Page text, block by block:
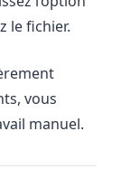
le fichier.
vous
manuel.